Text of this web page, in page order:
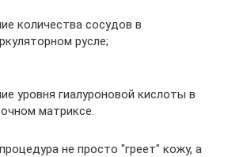
количества сосудов в
русле;
уровня гиалуроновой кислоты в
матриксе.
не просто "греет" кожу, а